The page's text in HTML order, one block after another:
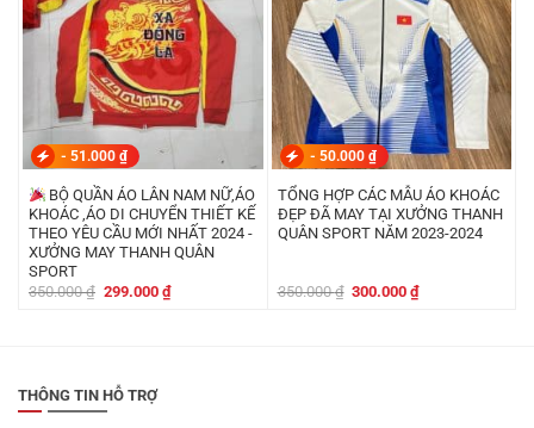
- 51.000 ₫
BỘ QUẦN ÁO LÂN NAM NỮ,ÁO
KHOÁC ,ÁO DI CHUYỂN THIẾT KẾ
THEO YÊU CẦU MỚI NHẤT 2024 -
XƯỞNG MAY THANH QUÂN
SPORT
350.000₫ Giá
299.000 ₫Giá
hiện
- 50.000 ₫
TỔNG HỢP CÁC MẪU ÁO KHOÁC
ĐẸP ĐÃ MAY TẠI XƯỞNG THANH
QUÂN SPORT NĂM 2023-2024
350.000₫ Giá
300.000₫Giá
THÔNG TIN HỖ TRỢ